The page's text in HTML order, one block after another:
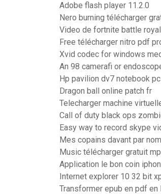
Adobe flash player 11.2.0
Nero burning télécharger
Video de fortnite battle
Free télécharger nitro pdf
Xvid codec for windows
An 98 camerafi or
Hp pavilion dv7 notebook
Dragon ball online patch fr
Telecharger machine
Call of duty black ops
Easy way to record skype
Mes copains davant par nom
Music télécharger gratuit
Application le bon coin
Internet explorer 10 32 bit
Transformer epub en pdf en